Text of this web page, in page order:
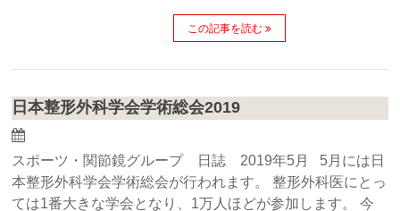
この記事を読む
日本整形外科学会学術総会2019
スポーツ・関節鏡グループ 日誌 2019年5月 5月には日
本整形外科学会学術総会が行われます。 整形外科医にとっ
ては1番大きな学会となり、1万人ほどが参加します。 今